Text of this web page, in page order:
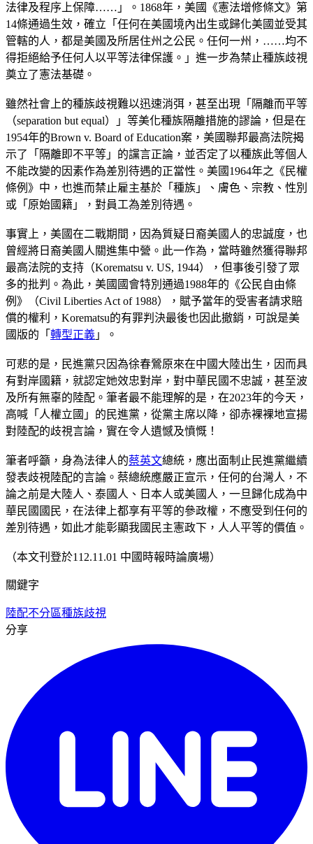
法律及程序上保障……」。1868年，美國《憲法增修條文》第
14條通過生效，確立「任何在美國境內出生或歸化美國並受其
管轄的人，都是美國及所居住州之公民。任何一州，……均不
得拒絕給予任何人以平等法律保護。」進一步為禁止種族歧視
奠立了憲法基礎。
雖然社會上的種族歧視難以迅速消弭，甚至出現「隔離而平等
（separation but equal）」等美化種族隔離措施的謬論，但是在
1954年的Brown v. Board of Education案，美國聯邦最高法院揭
示了「隔離即不平等」的讜言正論，並否定了以種族此等個人
不能改變的因素作為差別待遇的正當性。美國1964年之《民權
條例》中，也進而禁止雇主基於「種族」、膚色、宗教、性別
或「原始國籍」，對員工為差別待遇。
事實上，美國在二戰期間，因為質疑日裔美國人的忠誠度，也
曾經將日裔美國人關進集中營。此一作為，當時雖然獲得聯邦
最高法院的支持（Korematsu v. US, 1944），但事後引發了眾
多的批判。為此，美國國會特別通過1988年的《公民自由條
例》（Civil Liberties Act of 1988），賦予當年的受害者請求賠
償的權利，Korematsu的有罪判決最後也因此撤銷，可說是美
國版的「 轉型正義 」。
可悲的是，民進黨只因為徐春鶯原來在中國大陸出生，因而具
有對岸國籍，就認定她效忠對岸，對中華民國不忠誠，甚至波
及所有無辜的陸配。筆者最不能理解的是，在2023年的今天，
高喊「人權立國」的民進黨，從黨主席以降，卻赤裸裸地宣揚
對陸配的歧視言論，實在令人遺憾及憤慨！
筆者呼籲，身為法律人的蔡英文總統，應出面制止民進黨繼續
發表歧視陸配的言論。蔡總統應嚴正宣示，任何的台灣人，不
論之前是大陸人、泰國人、日本人或美國人，一旦歸化成為中
華民國國民，在法律上都享有平等的參政權，不應受到任何的
差別待遇，如此才能彰顯我國民主憲政下，人人平等的價值。
（本文刊登於112.11.01 中國時報時論廣場）
關鍵字
陸配不分區種族歧視
分享